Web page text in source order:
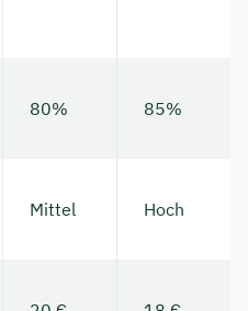
80% 85%
Mittel Hoch